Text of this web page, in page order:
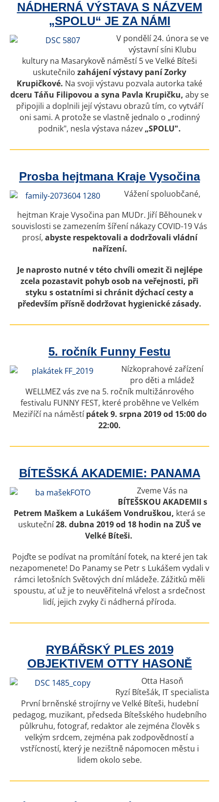
NÁDHERNÁ VÝSTAVA S NÁZVEM
„SPOLU“ JE ZA NÁMI
V pondělí 24. února se ve
výstavní síni Klubu
kultury na Masarykově náměstí 5 ve Velké Bíteši
uskutečnilo zahájení výstavy paní Zorky
Krupičkové. Na svoji výstavu pozvala autorka také
dceru Táňu Filipovou a syna Pavla Krupičku, aby se
připojili a doplnili její výstavu obrazů tím, co vytváří
oni sami. A protože se vlastně jednalo o „rodinný
podnik", nesla výstava název „SPOLU".
Prosba hejtmana Kraje Vysočina
Vážení spoluobčané,
hejtman Kraje Vysočina pan MUDr. Jiří Běhounek v
souvislosti se zamezením šíření nákazy COVID-19 Vás
prosí, abyste respektovali a dodržovali vládní
nařízení.
Je naprosto nutné v této chvíli omezit či nejlépe
zcela pozastavit pohyb osob na veřejnosti, při
styku s ostatními si chránit dýchací cesty a
především přísně dodržovat hygienické zásady.
5. ročník Funny Festu
Nízkoprahové zařízení
pro děti a mládež
WELLMEZ vás zve na 5. ročník multižánrového
festivalu FUNNY FEST, které proběhne ve Velkém
Meziříčí na náměstípátek 9. srpna 2019 od 15:00 do
22:00.
BÍTEŠSKÁ AKADEMIE: PANAMA
Zveme Vás na
BÍTEŠSKOU AKADEMII s
Petrem Maškem a Lukášem Vondruškou, která se
uskuteční28. dubna 2019 od 18 hodin na ZUŠ ve
Velké Bíteši.
Pojďte se podívat na promítání fotek, na které jen tak
nezapomenete! Do Panamy se Petr s Lukášem vydali v
rámci letošních Světových dní mládeže. Zážitků měli
spoustu, ať už je to neuvěřitelná vřelost a srdečnost
lidí, jejich zvyky či nádherná příroda.
RYBÁŘSKÝ PLES 2019
OBJEKTIVEM OTTY HASONĚ
Otta Hasoň
Ryzí Bítešák, IT specialista
První brněnské strojírny ve Velké Bíteši, hudební
pedagog, muzikant, předseda Bítešského hudebního
půlkruhu, fotograf, redaktor ale zejména člověk s
velkým srdcem, zejména pak zodpovědností a
vstřícností, který je nezištně nápomocen městu i
lidem okolo sebe.